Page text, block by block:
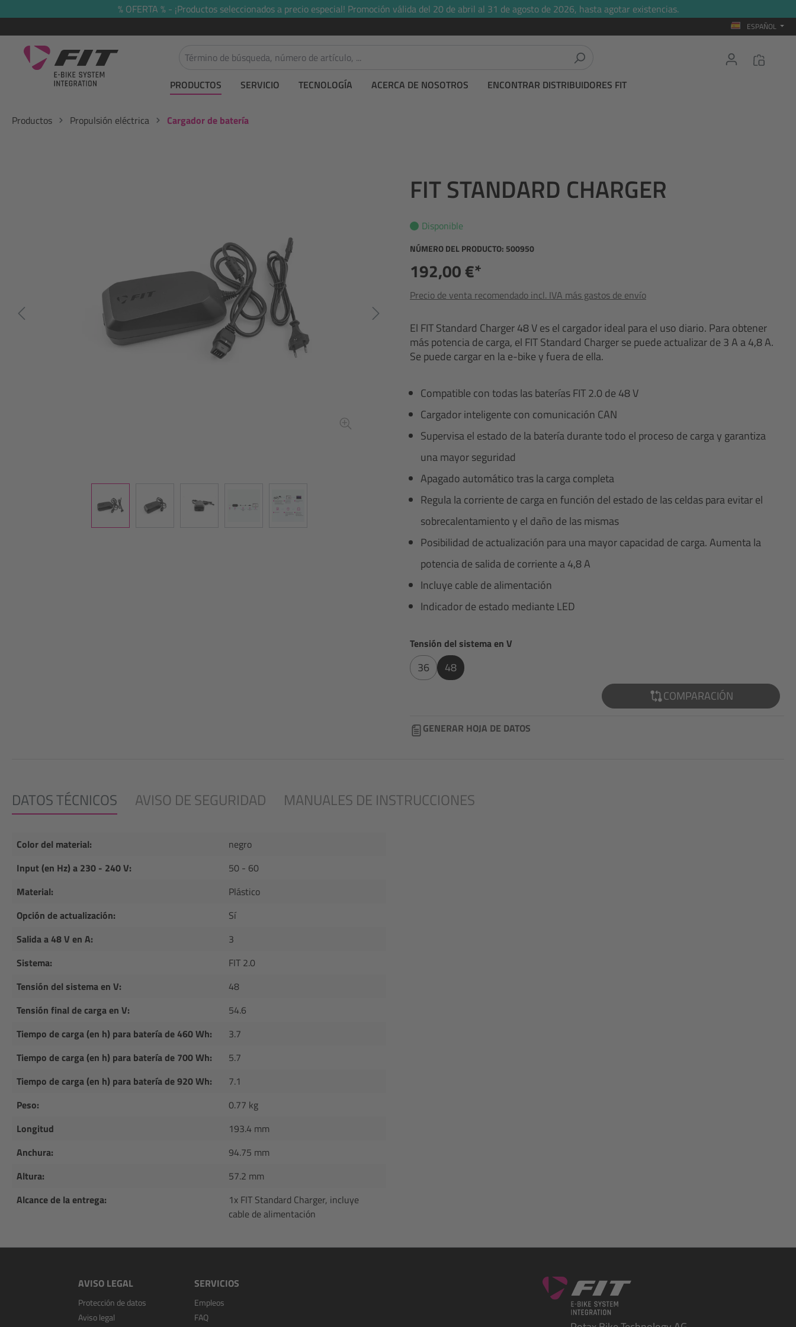
Saltar a la navegación principal% OFERTA % - ¡Productos seleccionados a precio especial! Promoción válida del 20 de abril al 31 de agosto de 2026, hasta agotar existencias.
ESPAÑOL
PRODUCTOS SERVICIO TECNOLOGÍA ACERCA DE NOSOTROS ENCONTRAR DISTRIBUIDORES FIT
Productos Propulsión eléctrica Cargador de batería
FIT STANDARD CHARGER
Disponible
NÚMERO DEL PRODUCTO: 500950
192,00 €*
Precio de venta recomendado incl. IVA más gastos de envío
El FIT Standard Charger 48 V es el cargador ideal para el uso diario. Para obtener
más potencia de carga, el FIT Standard Charger se puede actualizar de 3 A a 4,8 A.
Se puede cargar en la e-bike y fuera de ella.
Compatible con todas las baterías FIT 2.0 de 48 V
Cargador inteligente con comunicación CAN
Supervisa el estado de la batería durante todo el proceso de carga y garantiza
una mayor seguridad
Apagado automático tras la carga completa
Regula la corriente de carga en función del estado de las celdas para evitar el
sobrecalentamiento y el daño de las mismas
Posibilidad de actualización para una mayor capacidad de carga. Aumenta la
potencia de salida de corriente a 4,8 A
Incluye cable de alimentación
Indicador de estado mediante LED
Seleccione
Tensión del sistema en V
36
48
COMPARACIÓN
GENERAR HOJA DE DATOS
DATOS TÉCNICOS AVISO DE SEGURIDAD MANUALES DE INSTRUCCIONES
Color del material:
negro
Input (en Hz) a 230 - 240 V:
50 - 60
Material:
Plástico
Opción de actualización:
Sí
Salida a 48 V en A:
3
Sistema:
FIT 2.0
Tensión del sistema en V:
48
Tensión final de carga en V:
54.6
Tiempo de carga (en h) para batería de 460 Wh:
3.7
Tiempo de carga (en h) para batería de 700 Wh:
5.7
Tiempo de carga (en h) para batería de 920 Wh:
7.1
Peso:
0.77 kg
Longitud
193.4 mm
Anchura:
94.75 mm
Altura:
57.2 mm
Alcance de la entrega:
1x FIT Standard Charger, incluye
cable de alimentación
AVISO LEGAL
Protección de datos
Aviso legal
SERVICIOS
Empleos
FAQ